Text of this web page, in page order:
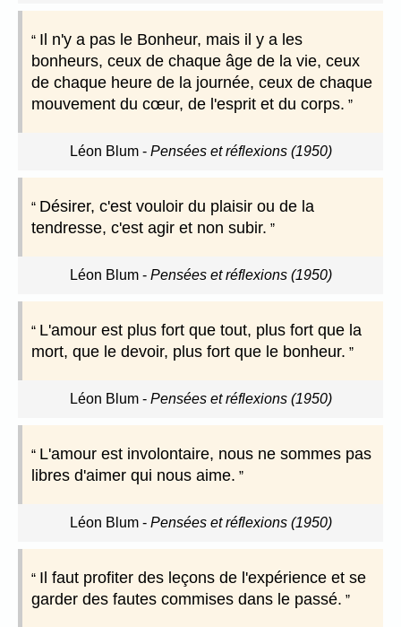
Il n'y a pas le Bonheur, mais il y a les
bonheurs, ceux de chaque âge de la vie, ceux
de chaque heure de la journée, ceux de chaque
mouvement du cœur, de l'esprit et du corps.
Léon Blum- Pensées et réflexions (1950)
Désirer, c'est vouloir du plaisir ou de la
tendresse, c'est agir et non subir.
Léon Blum- Pensées et réflexions (1950)
L'amour est plus fort que tout, plus fort que la
mort, que le devoir, plus fort que le bonheur.
Léon Blum- Pensées et réflexions (1950)
L'amour est involontaire, nous ne sommes pas
libres d'aimer qui nous aime.
Léon Blum- Pensées et réflexions (1950)
Il faut profiter des leçons de l'expérience et se
garder des fautes commises dans le passé.